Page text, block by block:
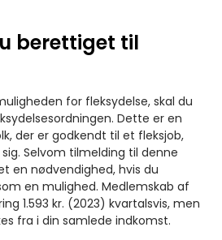
berettiget til
for fleksydelse, skal du
Dette er en
der er godkendt til et fleksjob,
Selvom tilmelding til denne
en nødvendighed, hvis du
en mulighed. Medlemskab af
1.593 kr. (2023) kvartalsvis, men
fra i din samlede indkomst.